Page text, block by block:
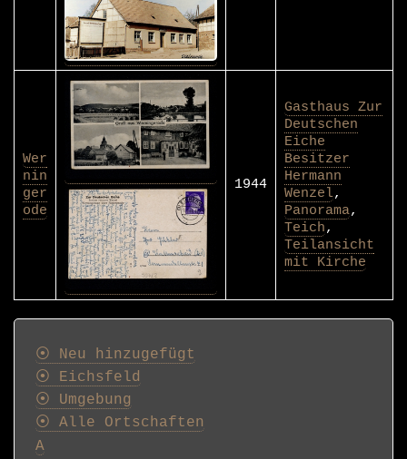
Wer
nin
ger
ode
1944
Gasthaus Zur
Deutschen
Eiche
Besitzer
Hermann
Wenzel,
Panorama,
Teich,
Teilansicht
mit Kirche
Postkarten
⦿ Neu hinzugefügt
⦿ Eichsfeld
⦿ Umgebung
⦿ Alle Ortschaften
A